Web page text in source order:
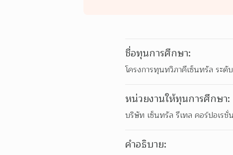
ชื่อทุนการศึกษา:
โครงการทุนทวิภาคีเซ็นทรัล ระ
หน่วยงานให้ทุนการศึกษา:
บริษัท เซ็นทรัล รีเทล คอร์ปอเร
คำอธิบาย: